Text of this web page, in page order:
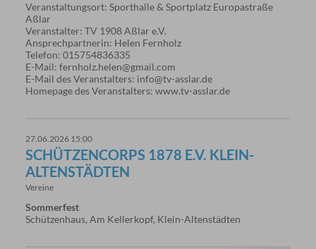
Veranstaltungsort: Sporthalle & Sportplatz Europastraße
Aßlar
Veranstalter: TV 1908 Aßlar e.V.
Ansprechpartnerin: Helen Fernholz
Telefon: 015754836335
E-Mail: fernholz.helen@gmail.com
E-Mail des Veranstalters: info@tv-asslar.de
Homepage des Veranstalters: www.tv-asslar.de
27.06.2026 15:00
SCHÜTZENCORPS 1878 E.V. KLEIN-
ALTENSTÄDTEN
Vereine
Sommerfest
Schützenhaus, Am Kellerkopf, Klein-Altenstädten